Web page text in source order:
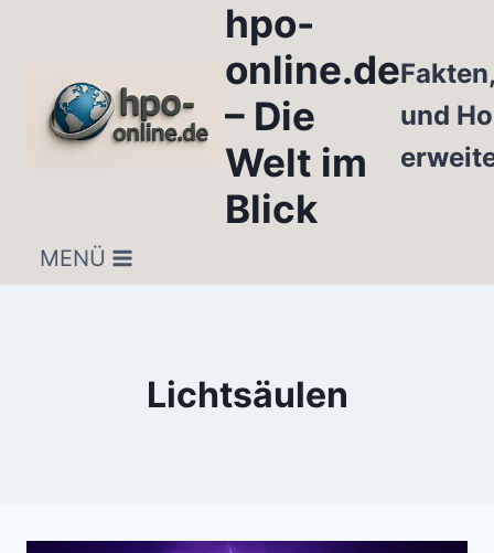
hpo-
online.de
– Die
Welt im
Blick
und
MENÜ
Lichtsäulen